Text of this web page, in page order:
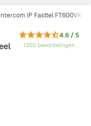
IP Fasttel FT600VKK,
4.6 / 5
1350 beoordelingen